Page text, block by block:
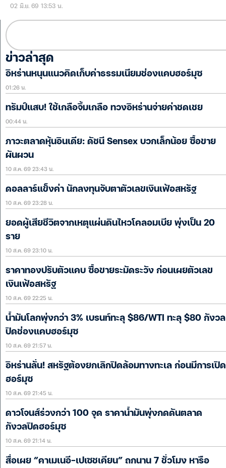
02 มิ.ย. 69 13:53 น.
ข่าวล่าสุด
อิหร่านหนุนแนวคิดเก็บค่าธรรมเนียมช่องแคบฮอร์มุซ
01:26 น.
ทรัมป์แสบ! ใช้เกลือจิ้มเกลือ ทวงอิหร่านจ่ายค่าชดเชย
00:44 น.
ภาวะตลาดหุ้นอินเดีย: ดัชนี Sensex บวกเล็กน้อย ซื้อขาย
ผันผวน
10 ส.ค. 69 23:43 น.
ดอลลาร์แข็งค่า นักลงทุนจับตาตัวเลขเงินเฟ้อสหรัฐ
10 ส.ค. 69 23:28 น.
ยอดผู้เสียชีวิตจากเหตุแผ่นดินไหวโคลอมเบีย พุ่งเป็น 20
ราย
10 ส.ค. 69 23:10 น.
ราคาทองปรับตัวแคบ ซื้อขายระมัดระวัง ก่อนเผยตัวเลข
เงินเฟ้อสหรัฐ
10 ส.ค. 69 22:25 น.
น้ำมันโลกพุ่งกว่า 3% เบรนท์ทะลุ $86/WTI ทะลุ $80 กังวล
ปิดช่องแคบฮอร์มุซ
10 ส.ค. 69 21:57 น.
อิหร่านลั่น! สหรัฐต้องยกเลิกปิดล้อมทางทะเล ก่อนมีการเปิด
ฮอร์มุซ
10 ส.ค. 69 21:45 น.
ดาวโจนส์ร่วงกว่า 100 จุด ราคาน้ำมันพุ่งกดดันตลาด
กังวลปิดฮอร์มุซ
10 ส.ค. 69 21:14 น.
สื่อเผย “คาเมเนอี-เปเซชเคียน” ถกนาน 7 ชั่วโมง หารือ